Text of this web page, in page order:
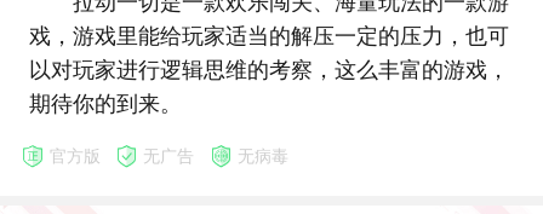
戏，游戏里能给玩家适当的解压一定的压力，也可
以对玩家进行逻辑思维的考察，这么丰富的游戏，
期待你的到来。
官方版 无广告 无病毒